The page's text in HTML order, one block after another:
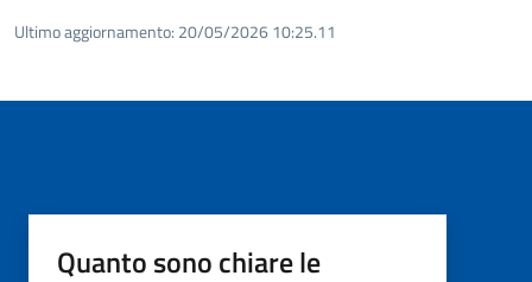
Ultimo aggiornamento: 20/05/2026 10:25.11
Quanto sono chiare le